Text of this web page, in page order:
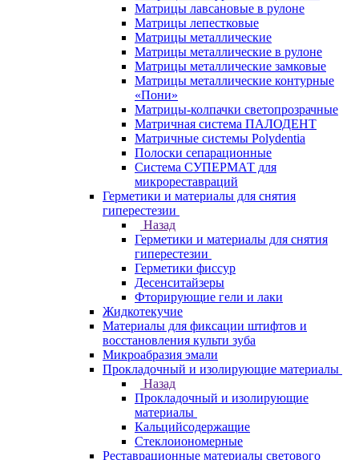
Матрицы лавсановые в рулоне
Матрицы лепестковые
Матрицы металлические
Матрицы металлические в рулоне
Матрицы металлические замковые
Матрицы металлические контурные
«Пони»
Матрицы-колпачки светопрозрачные
Матричная система ПАЛОДЕНТ
Матричные системы Polydentia
Полоски сепарационные
Система СУПЕРМАТ для
микрореставраций
Герметики и материалы для снятия
гиперестезии
Назад
Герметики и материалы для снятия
гиперестезии
Герметики фиссур
Десенситайзеры
Фторирующие гели и лаки
Жидкотекучие
Материалы для фиксации штифтов и
восстановления культи зуба
Микроабразия эмали
Прокладочный и изолирующие материалы
Назад
Прокладочный и изолирующие
материалы
Кальцийсодержащие
Стеклоиономерные
Реставрационные материалы светового